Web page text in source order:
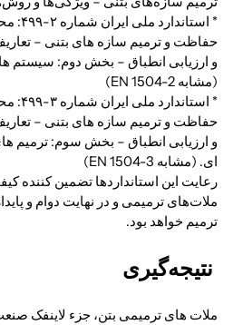
*
حفاظت و ترمیم سازه های بتنی –
و ارزیابی انطباق – بخش دوم:
(مشابه EN 1504-2)
*
حفاظت و ترمیم سازه های بتنی –
و ارزیابی انطباق – بخش سوم: ترمیم
ای. (مشابه EN 1504-3)
رعایت این استانداردها تضمین کننده
ملات‌های ترمیمی و در نهایت دوام و
ترمیم خواهد بود.
نتیجه‌گیری
ملات های ترمیمی بتن، جزء لاینفک